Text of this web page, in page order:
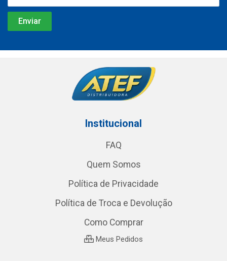
Institucional
FAQ
Quem Somos
Política de Privacidade
Política de Troca e Devolução
Como Comprar
Meus Pedidos